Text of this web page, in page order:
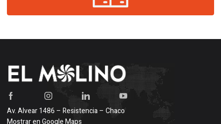
Av. Alvear 1486 – Resistencia – Chaco
Mostrar en Google Maps